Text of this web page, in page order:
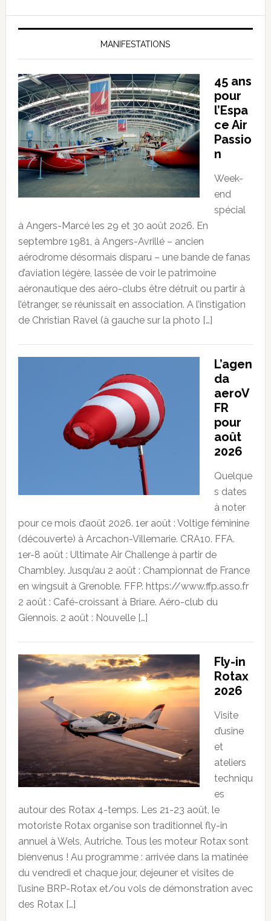
MANIFESTATIONS
45 ans
pour
l’Espa
ce Air
Passio
n
Week-
end
spécial
à Angers-Marcé les 29 et 30 août 2026. En
septembre 1981, à Angers-Avrillé – ancien
aérodrome désormais disparu – une bande de fanas
d’aviation légère, lassée de voir le patrimoine
aéronautique des aéro-clubs être détruit ou partir à
l’étranger, se réunissait en association. A l’instigation
de Christian Ravel (à gauche sur la photo […]
L’agen
da
aeroV
FR
pour
août
2026
Quelque
s dates
à noter
pour ce mois d’août 2026. 1er août : Voltige féminine
(découverte) à Arcachon-Villemarie. CRA10. FFA.
1er-8 août : Ultimate Air Challenge à partir de
Chambley. Jusqu’au 2 août : Championnat de France
en wingsuit à Grenoble. FFP. https://www.ffp.asso.fr
2 août : Café-croissant à Briare. Aéro-club du
Giennois. 2 août : Nouvelle […]
Fly-in
Rotax
2026
Visite
d’usine
et
ateliers
techniqu
es
autour des Rotax 4-temps. Les 21-23 août, le
motoriste Rotax organise son traditionnel fly-in
annuel à Wels, Autriche. Tous les moteur Rotax sont
bienvenus ! Au programme : arrivée dans la matinée
du vendredi et chaque jour, dejeuner et visites de
l’usine BRP-Rotax et/ou vols de démonstration avec
des Rotax […]